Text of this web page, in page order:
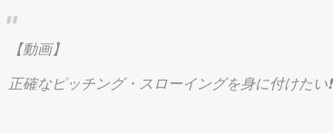
【動画】
正確なピッチング・スローイングを身に付けたい❗️